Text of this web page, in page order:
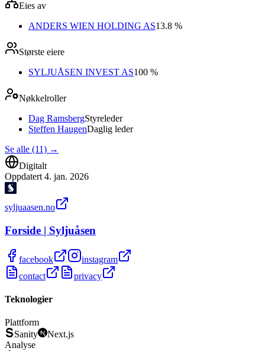
Eies av
ANDERS WIEN HOLDING AS13.8 %
Største eiere
SYLJUÅSEN INVEST AS100 %
Nøkkelroller
Dag RamsbergStyreleder
Steffen HaugenDaglig leder
Se alle (11) →
Digitalt
Oppdatert 4. jan. 2026
syljuaasen.no
Forside | Syljuåsen
facebook
instagram
contact
privacy
Teknologier
Plattform
Sanity
Next.js
Analyse